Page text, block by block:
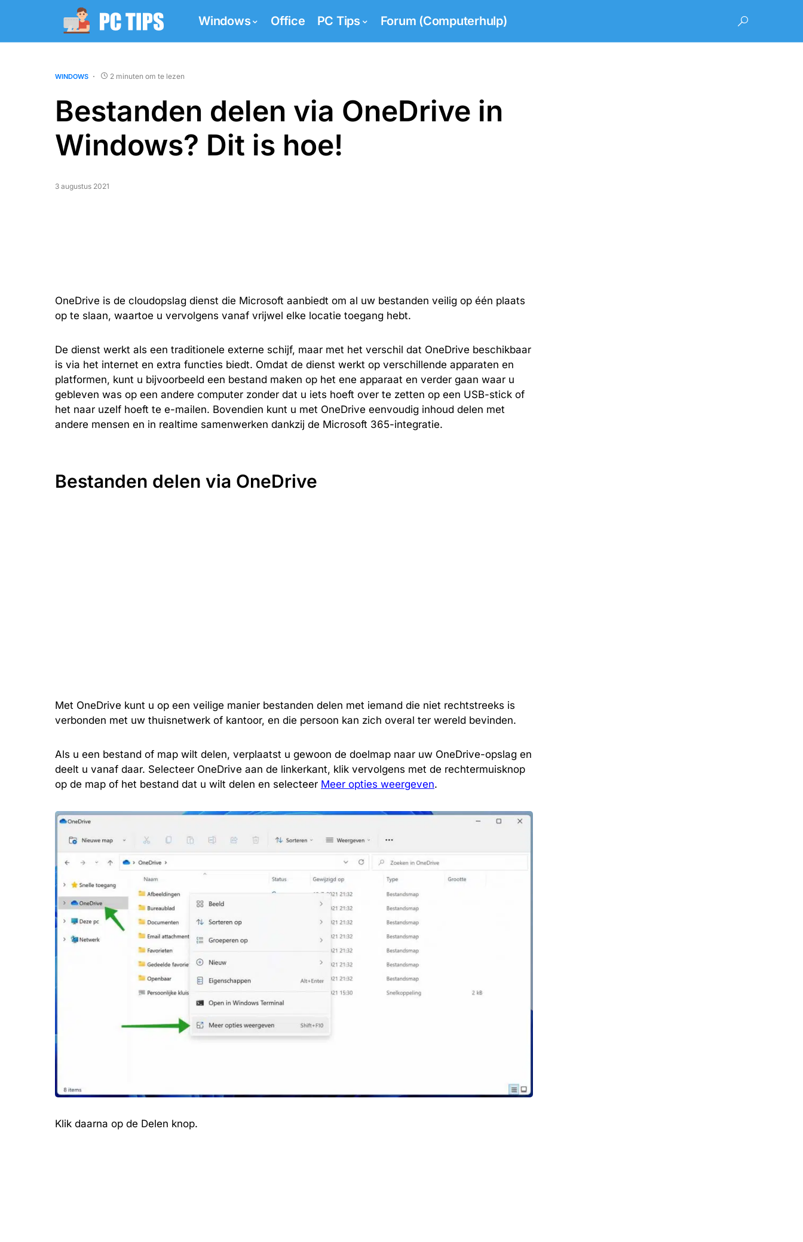
Windows Office PC Tips Forum (Computerhulp)
WINDOWS 2 minuten om te lezen
Bestanden delen via OneDrive in
Windows? Dit is hoe!
3 augustus 2021
OneDrive is de cloudopslag dienst die Microsoft aanbiedt om al uw bestanden veilig op één plaats
op te slaan, waartoe u vervolgens vanaf vrijwel elke locatie toegang hebt.
De dienst werkt als een traditionele externe schijf, maar met het verschil dat OneDrive beschikbaar
is via het internet en extra functies biedt. Omdat de dienst werkt op verschillende apparaten en
platformen, kunt u bijvoorbeeld een bestand maken op het ene apparaat en verder gaan waar u
gebleven was op een andere computer zonder dat u iets hoeft over te zetten op een USB-stick of
het naar uzelf hoeft te e-mailen. Bovendien kunt u met OneDrive eenvoudig inhoud delen met
andere mensen en in realtime samenwerken dankzij de Microsoft 365-integratie.
Bestanden delen via OneDrive
Met OneDrive kunt u op een veilige manier bestanden delen met iemand die niet rechtstreeks is
verbonden met uw thuisnetwerk of kantoor, en die persoon kan zich overal ter wereld bevinden.
Als u een bestand of map wilt delen, verplaatst u gewoon de doelmap naar uw OneDrive-opslag en
deelt u vanaf daar. Selecteer OneDrive aan de linkerkant, klik vervolgens met de rechtermuisknop
op de map of het bestand dat u wilt delen en selecteer Meer opties weergeven.
Klik daarna op de Delen knop.